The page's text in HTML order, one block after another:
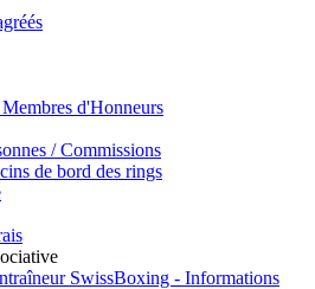
d'Honneurs
/ Commissions
de bord des rings
SwissBoxing - Informations